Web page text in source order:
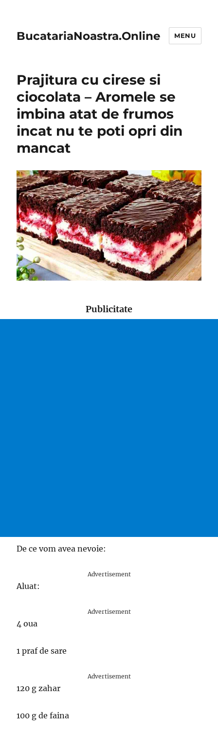
BucatariaNoastra.Online MENU
Prajitura cu cirese si
ciocolata – Aromele se
imbina atat de frumos
incat nu te poti opri din
mancat
Publicitate
De ce vom avea nevoie:
Advertisement
Aluat:
Advertisement
4 oua
1 praf de sare
Advertisement
120 g zahar
100 g de faina